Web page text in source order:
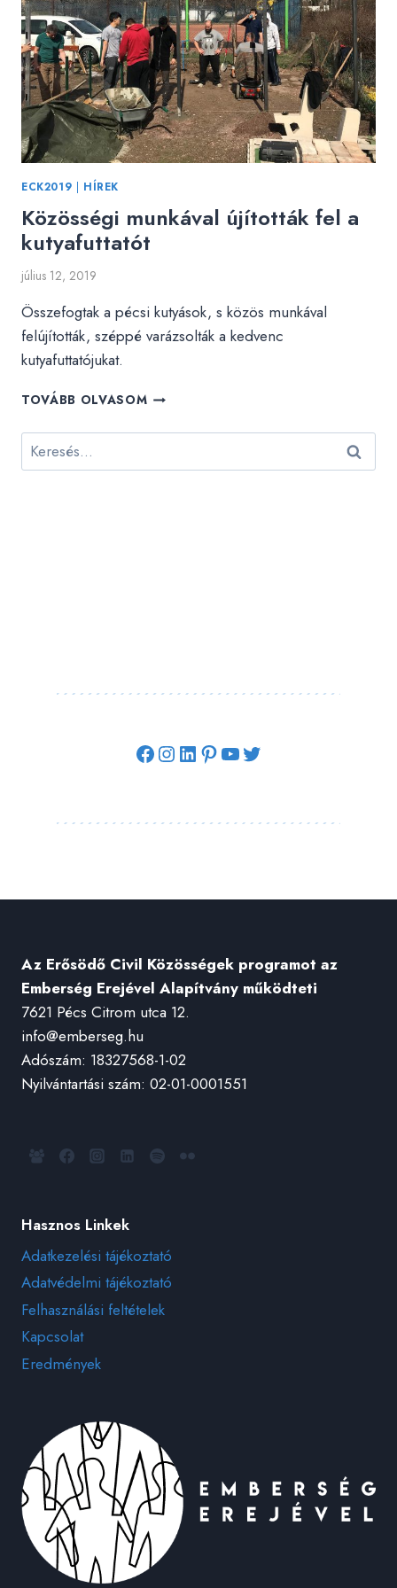
ECK2019 | HÍREK
Közösségi munkával újították fel a
kutyafuttatót
július 12, 2019
Összefogtak a pécsi kutyások, s közös munkával
felújították, széppé varázsolták a kedvenc
kutyafuttatójukat.
TOVÁBB OLVASOM KÖZÖSSÉGI
ÚJÍTOTTÁK
A
Keresés:
Facebook
Instagram
LinkedIn
Pinterest
YouTube
Twitter
Az Erősödő Civil Közösségek programot az
Emberség Erejével Alapítvány működteti
7621 Pécs Citrom utca 12.
info@emberseg.hu
Adószám: 18327568-1-02
Nyilvántartási szám: 02-01-0001551
Hasznos Linkek
Adatkezelési tájékoztató
Adatvédelmi tájékoztató
Felhasználási feltételek
Kapcsolat
Eredmények